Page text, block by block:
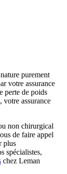
purement
votre assurance
perte de poids
votre assurance
non chirurgical
de faire appel
plus
spécialistes,
chez Leman